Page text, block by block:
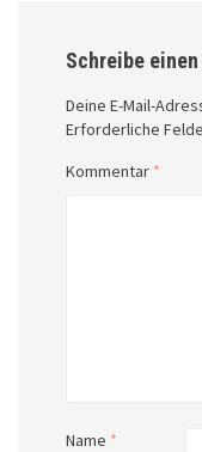
Schreibe
Deine E-Mail-
Erforderliche
Kommentar *
Name *